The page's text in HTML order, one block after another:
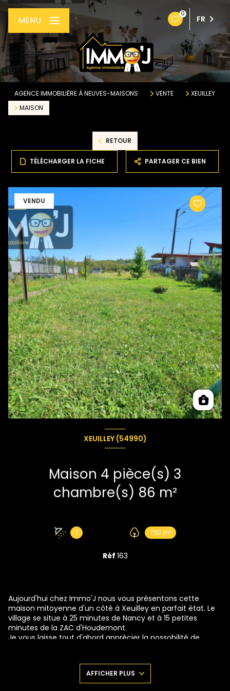
0
FR
MENU
AGENCE IMMOBILIÈRE À NEUVES-MAISONS VENTE
XEUILLEY
MAISON
RETOUR
TÉLÉCHARGER LA FICHE PARTAGER CE BIEN
VENDU
XEUILLEY (54990)
Maison 4 pièce(s) 3
chambre(s) 86 m²
1 730 m²
Réf 163
Aujourd'hui chez Immo'J nous vous présentons cette
maison mitoyenne d'un côté à Xeuilley en parfait état. Le
village se situe à 25 minutes de Nancy et à 15 petites
minutes de la ZAC d'Houdemont.
Je vous laisse tout d'abord apprécier la possobilité de
dépendance puis la porte d'entrée de cette coquette
maison et le Jardin que nous irons voir Juste après.
Nous voilà dans la maison et directement dans la cuisine
AFFICHER PLUS